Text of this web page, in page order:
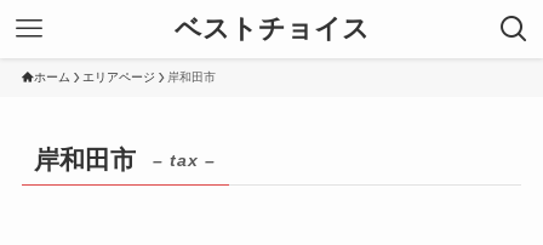
ベストチョイス
ホーム エリアページ 岸和田市
岸和田市 – tax –